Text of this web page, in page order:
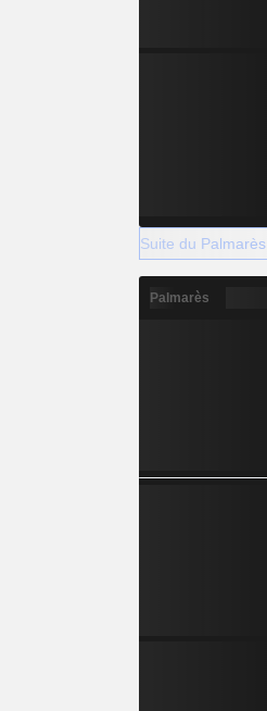
Suite du Palmarès
Palmarès